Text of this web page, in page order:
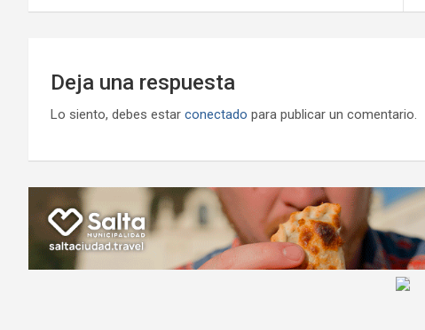
Deja una respuesta
Lo siento, debes estar conectado para publicar un comentario.